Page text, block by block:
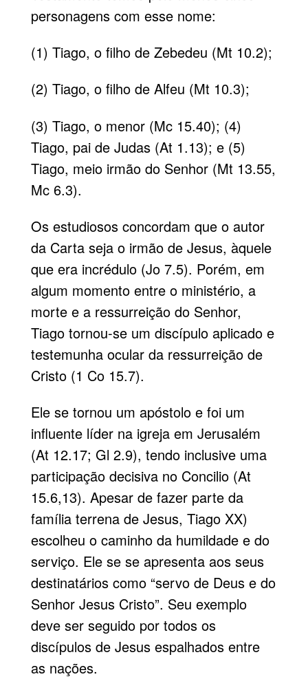
personagens com esse nome:
(1) Tiago, o filho de Zebedeu (Mt 10.2);
(2) Tiago, o filho de Alfeu (Mt 10.3);
(3) Tiago, o menor (Mc 15.40); (4)
Tiago, pai de Judas (At 1.13); e (5)
Tiago, meio irmão do Senhor (Mt 13.55,
Mc 6.3).
Os estudiosos concordam que o autor
da Carta seja o irmão de Jesus, àquele
que era incrédulo (Jo 7.5). Porém, em
algum momento entre o ministério, a
morte e a ressurreição do Senhor,
Tiago tornou-se um discípulo aplicado e
testemunha ocular da ressurreição de
Cristo (1 Co 15.7).
Ele se tornou um apóstolo e foi um
influente líder na igreja em Jerusalém
(At 12.17; Gl 2.9), tendo inclusive uma
participação decisiva no Concilio (At
15.6,13). Apesar de fazer parte da
família terrena de Jesus, Tiago XX)
escolheu o caminho da humildade e do
serviço. Ele se se apresenta aos seus
destinatários como “servo de Deus e do
Senhor Jesus Cristo”. Seu exemplo
deve ser seguido por todos os
discípulos de Jesus espalhados entre
as nações.